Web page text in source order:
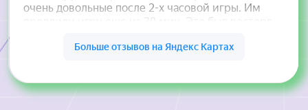
О центре
м. Сокольники